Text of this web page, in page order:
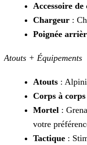
Accessoire de
Chargeur :
Poignée
Atouts + Équipements
Atouts :
Corps à corps
Mortel :
votre
Tactique :